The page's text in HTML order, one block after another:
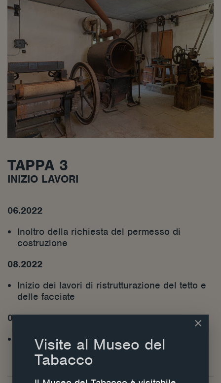
TAPPA 3
INIZIO LAVORI
06.2022
Inoltro della richiesta del permesso di
costruzione
08.2022
Inizio dei lavori di ristrutturazione del tetto e
delle facciate
09.2022
Preparazione dei programmi di sviluppo e di
gestione del museo
×
Visite al Museo del
Tabacco